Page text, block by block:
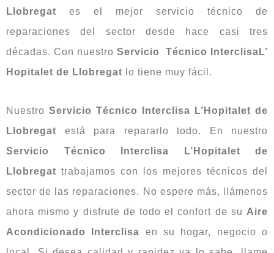
Llobregat es el mejor servicio técnico de
reparaciones del sector desde hace casi tres
décadas. Con nuestro Servicio Técnico InterclisaL’
Hopitalet de Llobregat lo tiene muy fácil.
Nuestro Servicio Técnico Interclisa L’Hopitalet de
Llobregat está para repararlo todo. En nuestro
Servicio Técnico Interclisa L’Hopitalet de
Llobregat trabajamos con los mejores técnicos del
sector de las reparaciones. No espere más, llámenos
ahora mismo y disfrute de todo el confort de su Aire
Acondicionado Interclisa en su hogar, negocio o